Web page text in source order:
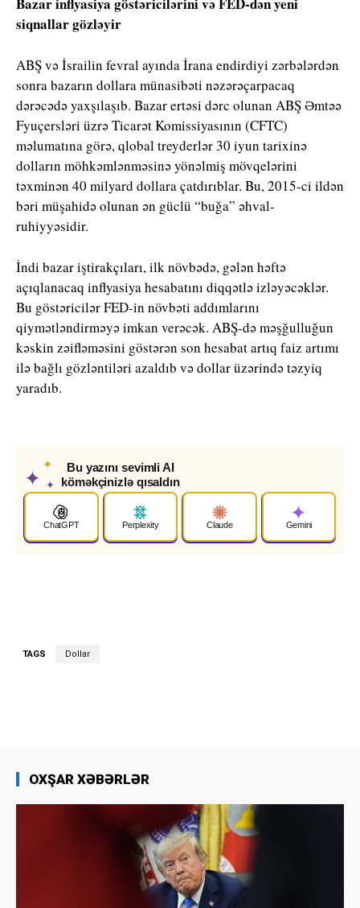
siqnallar gözləyir
ABŞ və İsrailin fevral ayında İrana endirdiyi zərbələrdən
sonra bazarın dollara münasibəti nəzərəçarpacaq
dərəcədə yaxşılaşıb. Bazar ertəsi dərc olunan ABŞ Əmtəə
Fyuçersləri üzrə Ticarət Komissiyasının (CFTC)
məlumatına görə, qlobal treyderlər 30 iyun tarixinə
dolların möhkəmlənməsinə yönəlmiş mövqelərini
təxminən 40 milyard dollara çatdırıblar. Bu, 2015-ci ildən
bəri müşahidə olunan ən güclü “buğa” əhval-
ruhiyyəsidir.
İndi bazar iştirakçıları, ilk növbədə, gələn həftə
açıqlanacaq inflyasiya hesabatını diqqətlə izləyəcəklər.
Bu göstəricilər FED-in növbəti addımlarını
qiymətləndirməyə imkan verəcək. ABŞ-də məşğulluğun
kəskin zəifləməsini göstərən son hesabat artıq faiz artımı
ilə bağlı gözləntiləri azaldıb və dollar üzərində təzyiq
yaradıb.
✦
✦
✦
Bu yazını sevimli AI
köməkçinizlə qısaldın
ChatGPT Perplexity Claude Gemini
TAGS Dollar
OXŞAR XƏBƏRLƏR